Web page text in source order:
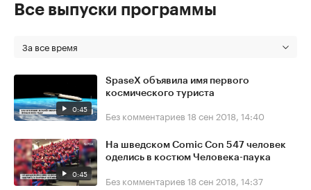
Все выпуски программы
За все время
0:45
SpaseX объявила имя первого
космического туриста
Без комментариев 18 сен 2018, 14:40
0:45
На шведском Comic Con 547 человек
оделись в костюм Человека-паука
Без комментариев 18 сен 2018, 14:37